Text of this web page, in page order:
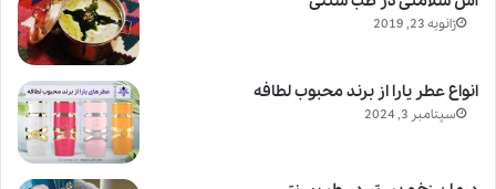
ژانویه 23, 2019
انواع عطر یارا از برند محبوب لطافه
سپتامبر 3, 2024